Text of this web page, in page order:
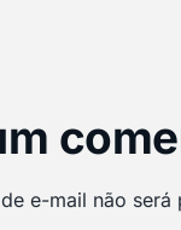
e-mail não será